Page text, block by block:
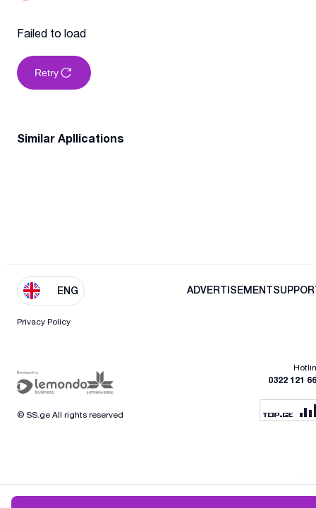
Failed to load
Retry
Similar Apllications
ENG ADVERTISEMENT
Privacy Policy
0322 121
© SS.ge All rights reserved